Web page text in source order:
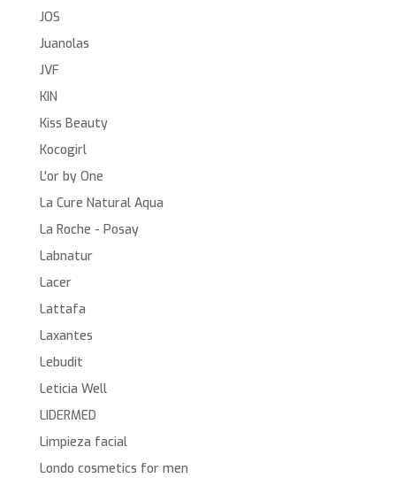
JOS
Juanolas
JVF
KIN
Kiss Beauty
Kocogirl
L'or by One
La Cure Natural Aqua
La Roche - Posay
Labnatur
Lacer
Lattafa
Laxantes
Lebudit
Leticia Well
LIDERMED
Limpieza facial
Londo cosmetics for men